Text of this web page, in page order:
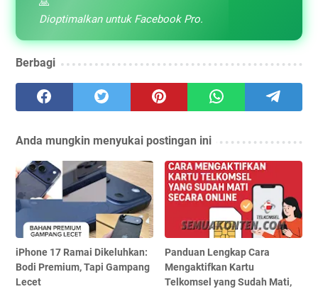
Dioptimalkan untuk Facebook Pro.
Berbagi
Anda mungkin menyukai postingan ini
iPhone 17 Ramai Dikeluhkan:
Bodi Premium, Tapi Gampang
Lecet
Panduan Lengkap Cara
Mengaktifkan Kartu
Telkomsel yang Sudah Mati,